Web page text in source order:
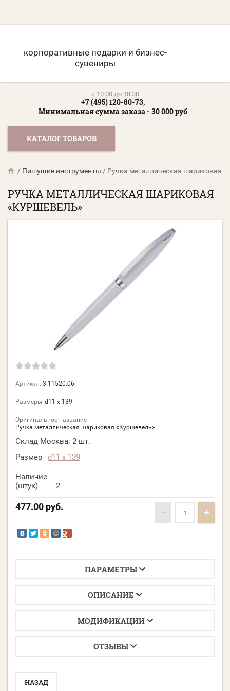
корпоративные подарки и бизнес-
сувениры
c 10.00 до 18.30
+7 (495) 120-80-73,
Минимальная сумма заказа - 30 000 руб
КАТАЛОГ ТОВАРОВ
/ Пишущие инструменты / Ручка металлическая шариковая
РУЧКА МЕТАЛЛИЧЕСКАЯ ШАРИКОВАЯ
«КУРШЕВЕЛЬ»
Артикул: 3-11520.06
Размеры d11 х 139
Оригинальное название
Ручка металлическая шариковая «Куршевель»
Склад Москва: 2 шт.
Размер
d11 х 139
Наличие
(штук)
2
477.00 руб. − +
ПАРАМЕТРЫ
ОПИСАНИЕ
МОДИФИКАЦИИ
ОТЗЫВЫ
НАЗАД